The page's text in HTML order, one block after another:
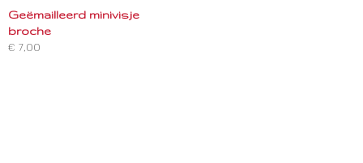
Geëmailleerd minivisje
broche
€ 7,00